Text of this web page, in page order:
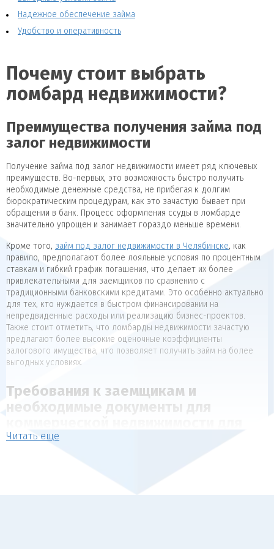
Надежное обеспечение займа
Удобство и оперативность
Почему стоит выбрать
ломбард недвижимости?
Преимущества получения займа под
залог недвижимости
Получение займа под залог недвижимости имеет ряд ключевых
преимуществ. Во-первых, это возможность быстро получить
необходимые денежные средства, не прибегая к долгим
бюрократическим процедурам, как это зачастую бывает при
обращении в банк. Процесс оформления ссуды в ломбарде
значительно упрощен и занимает гораздо меньше времени.
Кроме того, займ под залог недвижимости в Челябинске, как
правило, предполагают более лояльные условия по процентным
ставкам и гибкий график погашения, что делает их более
привлекательными для заемщиков по сравнению с
традиционными банковскими кредитами. Это особенно актуально
для тех, кто нуждается в быстром финансировании на
непредвиденные расходы или реализацию бизнес-проектов.
Также стоит отметить, что ломбарды недвижимости зачастую
предлагают более высокие оценочные коэффициенты
залогового имущества, что позволяет получить займ на более
выгодных условиях.
Требования к заемщикам и
необходимые документы для
коммерческой недвижимости
Читать еще